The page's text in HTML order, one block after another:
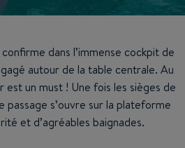
dans l’immense cockpit de
autour de la table centrale. Au
est un must ! Une fois les sièges de
s’ouvre sur la plateforme
et d’agréables baignades.